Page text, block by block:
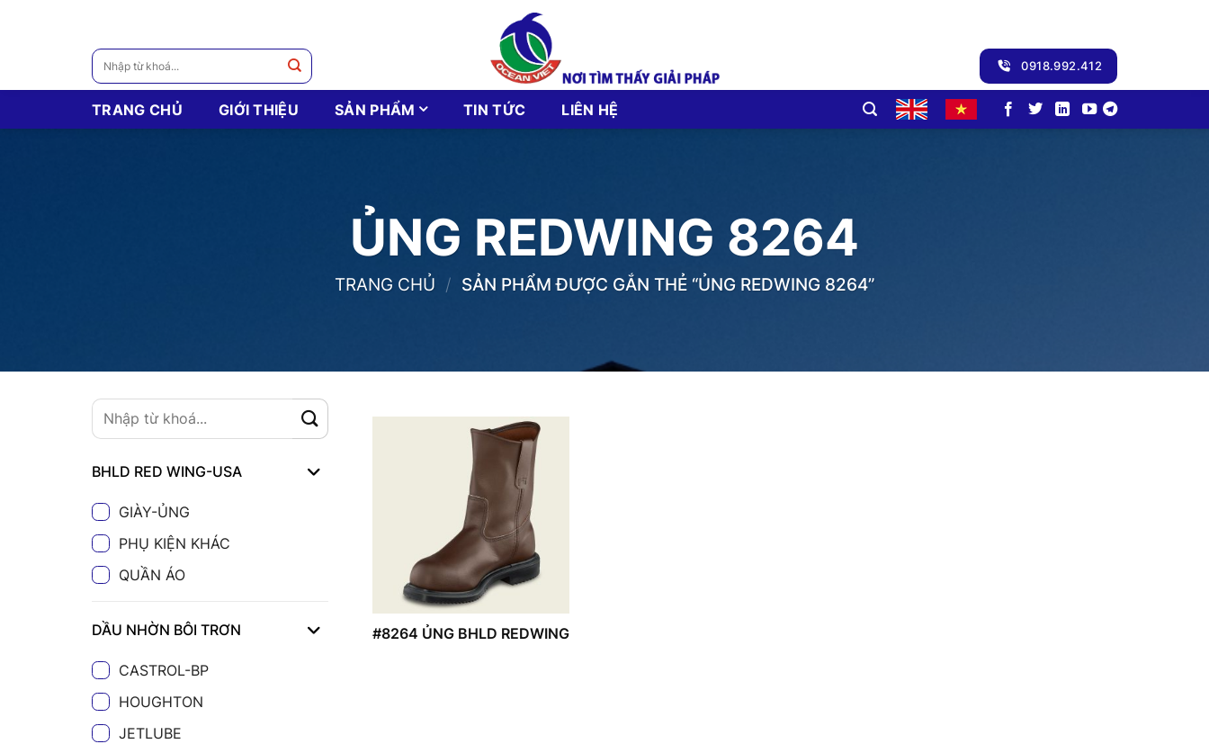
Tìm
kiếm:
0918.992.412
TRANG CHỦ GIỚI THIỆU SẢN PHẨM TIN TỨC LIÊN HỆ
ỦNG REDWING 8264
TRANG CHỦ / SẢN PHẨM ĐƯỢC GẮN THẺ “ỦNG REDWING 8264”
BHLD RED WING-USA
GIÀY-ỦNG
PHỤ KIỆN KHÁC
QUẦN ÁO
DẦU NHỜN BÔI TRƠN
CASTROL-BP
HOUGHTON
JETLUBE
#8264 ỦNG BHLD REDWING